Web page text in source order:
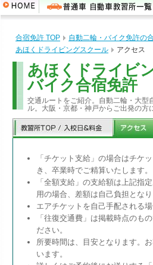
合宿免許 TOP 自動二輪・バイク免許の
あほくドライビングスクール
アクセス
あほくドライビ
バイク合宿免許
交通ルートをご紹介。自動二輪・大型
ル。大阪・京都・神戸からご出発の方
「チケット支給」の場合はチケ
き、卒業時でご精算いたします。
「全額支給」の支給額は上記指
用の場合、差額は自己負担となり
エアチケットを自己手配される
「往復交通費」は掲載時点のも
ださい。
所要時間は、目安となります。
います。